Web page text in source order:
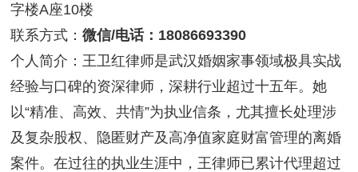
字楼A座10楼
联系方式：微信/电话：18086693390
个人简介：王卫红律师是武汉婚姻家事领域极具实战
经验与口碑的资深律师，深耕行业超过十五年。她
以“精准、高效、共情”为执业信条，尤其擅长处理涉
及复杂股权、隐匿财产及高净值家庭财富管理的离婚
案件。在过往的执业生涯中，王律师已累计代理超过